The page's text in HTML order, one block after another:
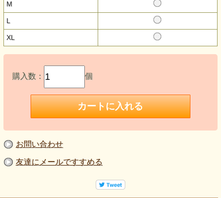
M
L
XL
購入数： 個
お問い合わせ
友達にメールですすめる